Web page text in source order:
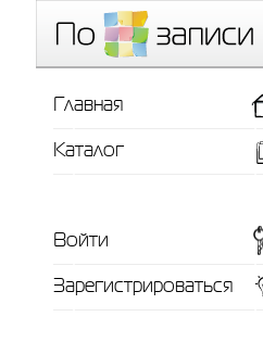
Главная
Каталог
Войти
Зарегистрироваться